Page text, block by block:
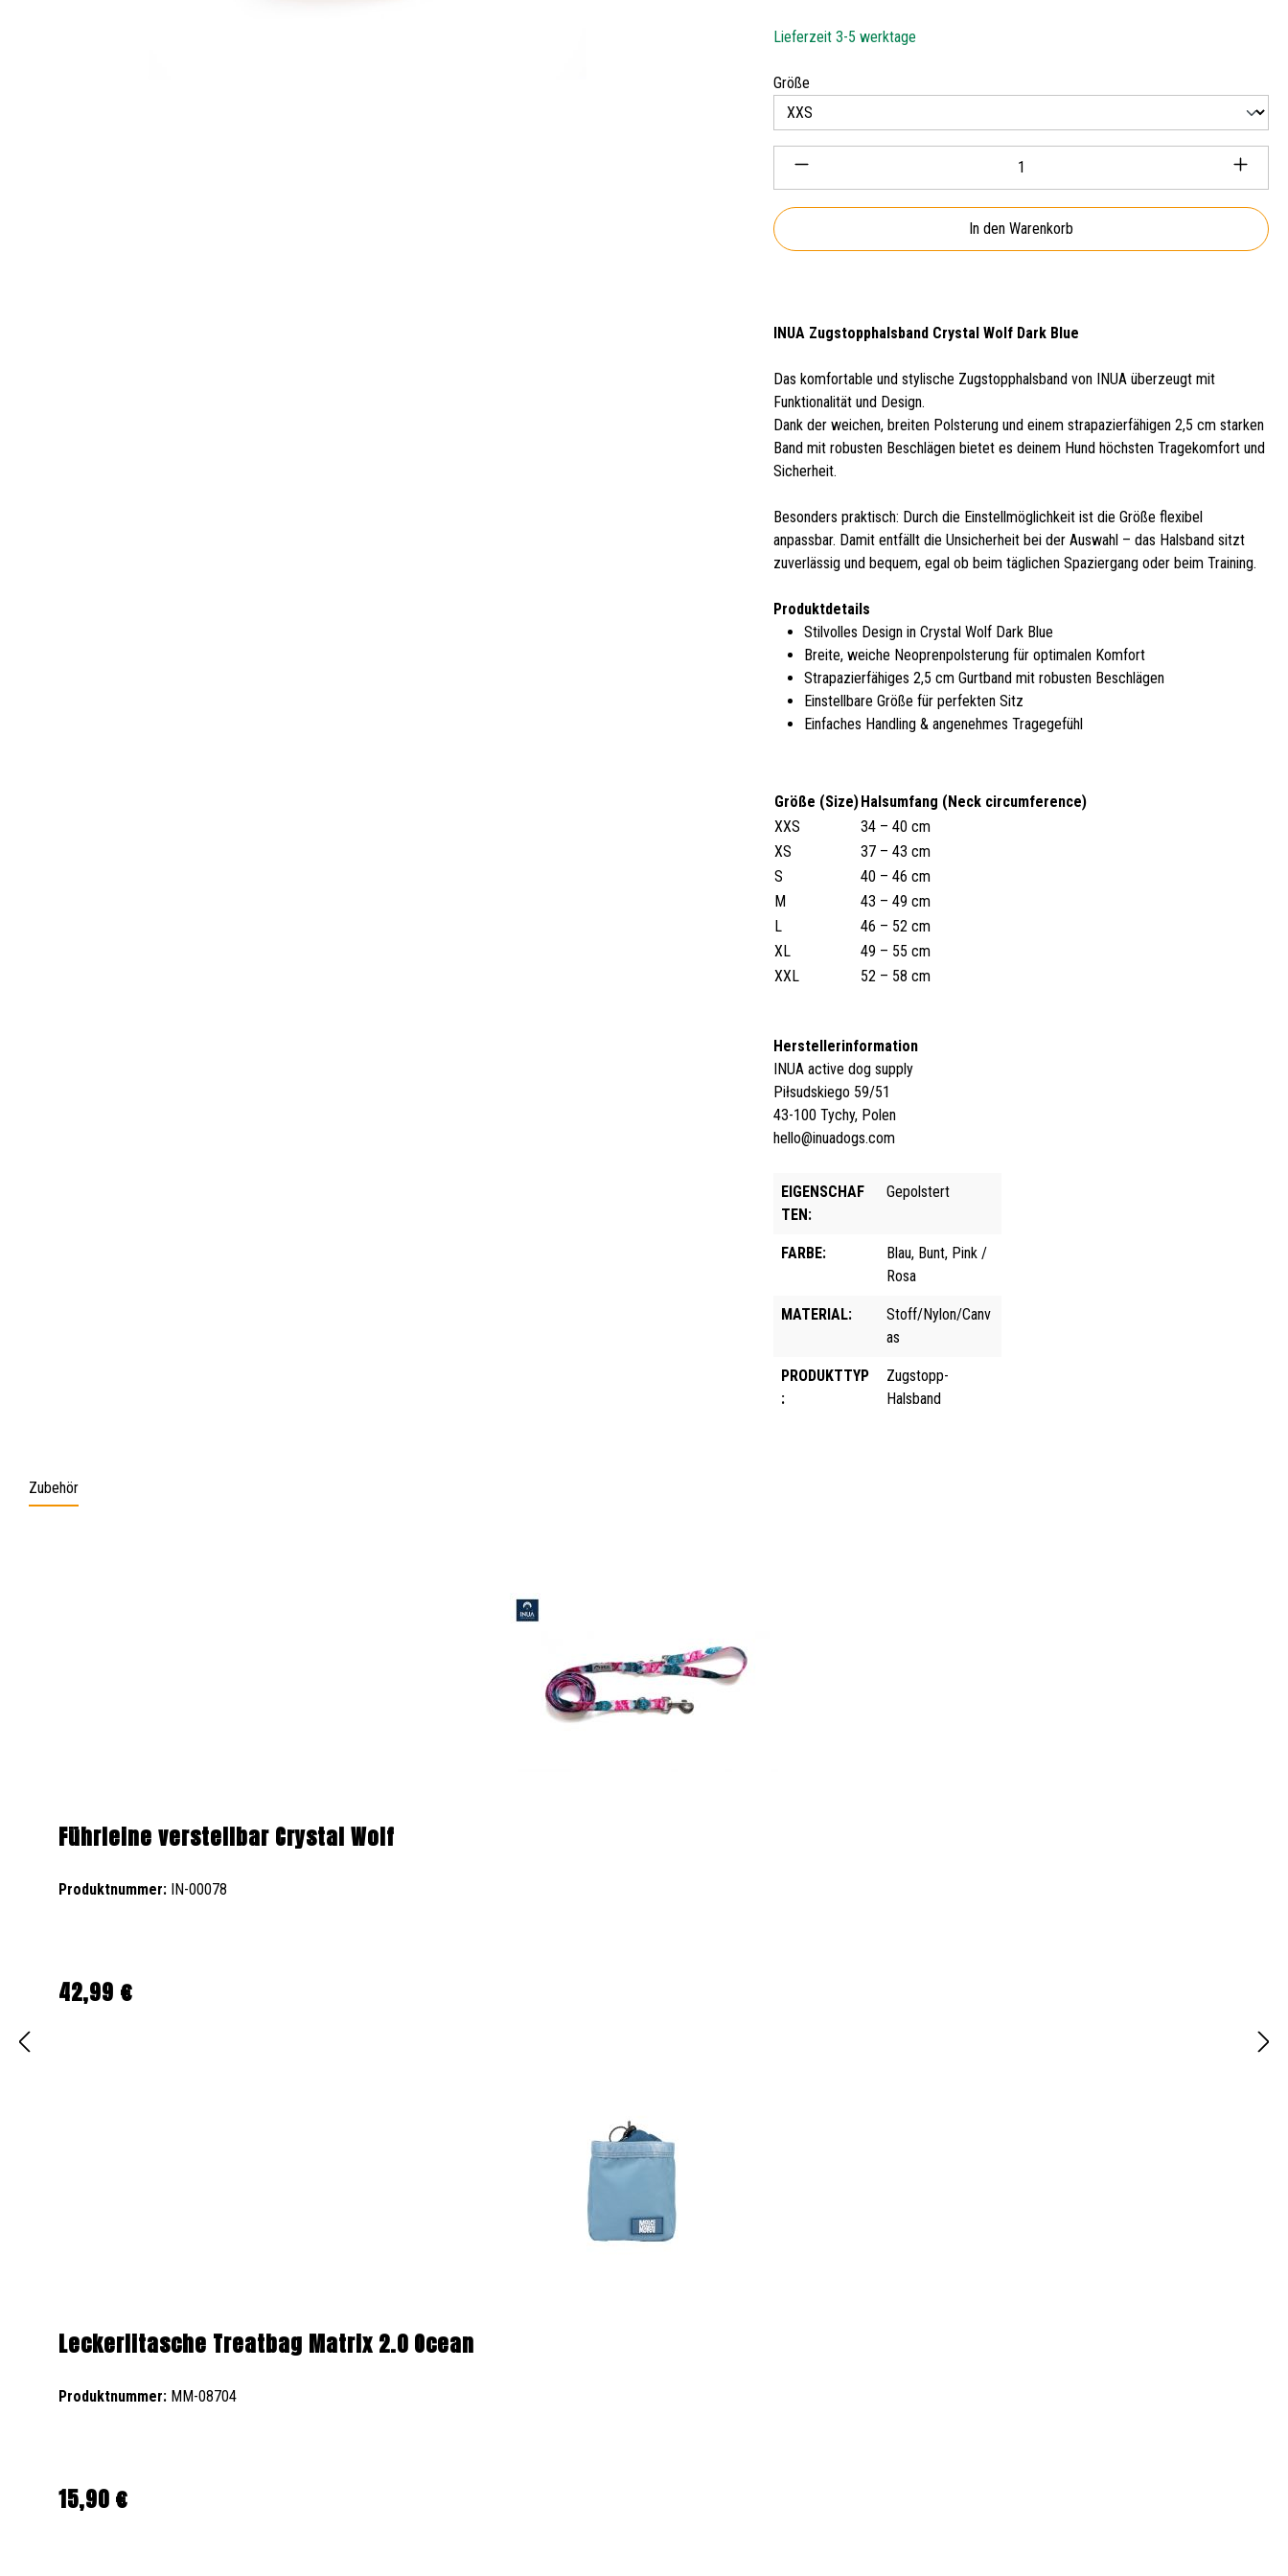
Lieferzeit 3-5 werktage
Größe
Produkt Anzahl: Gib den gewünschten Wert ein oder
In den Warenkorb
INUA Zugstopphalsband Crystal Wolf Dark Blue
Das komfortable und stylische Zugstopphalsband von INUA überzeugt mit
Funktionalität und Design.
Dank der weichen, breiten Polsterung und einem strapazierfähigen 2,5 cm starken
Band mit robusten Beschlägen bietet es deinem Hund höchsten Tragekomfort und
Sicherheit.
Besonders praktisch: Durch die Einstellmöglichkeit ist die Größe flexibel
anpassbar. Damit entfällt die Unsicherheit bei der Auswahl – das Halsband sitzt
zuverlässig und bequem, egal ob beim täglichen Spaziergang oder beim Training.
Produktdetails
Stilvolles Design in Crystal Wolf Dark Blue
Breite, weiche Neoprenpolsterung für optimalen Komfort
Strapazierfähiges 2,5 cm Gurtband mit robusten Beschlägen
Einstellbare Größe für perfekten Sitz
Einfaches Handling & angenehmes Tragegefühl
Größe (Size)Halsumfang (Neck circumference)
XXS
34 – 40 cm
XS
37 – 43 cm
S
40 – 46 cm
M
43 – 49 cm
L
46 – 52 cm
XL
49 – 55 cm
XXL
52 – 58 cm
Herstellerinformation
INUA active dog supply
Piłsudskiego 59/51
43-100 Tychy, Polen
hello@inuadogs.com
EIGENSCHAF
TEN:
Gepolstert
FARBE:
Blau, Bunt, Pink /
Rosa
MATERIAL:
Stoff/Nylon/Canv
as
PRODUKTTYP
:
Zugstopp-
Halsband
Zubehör
Führleine verstellbar Crystal Wolf
Produktnummer: IN-00078
Regulärer Preis:
42,99 €
Leckerlitasche Treatbag Matrix 2.0 Ocean
Produktnummer: MM-08704
Regulärer Preis:
15,90 €